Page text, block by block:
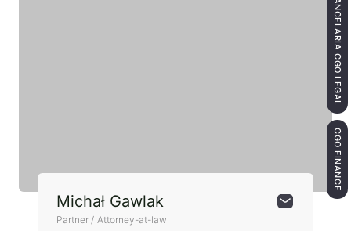
Michał Gawlak
Partner / Attorney-at-law
KANCELARIA CGO LEGAL
CGO FINANCE